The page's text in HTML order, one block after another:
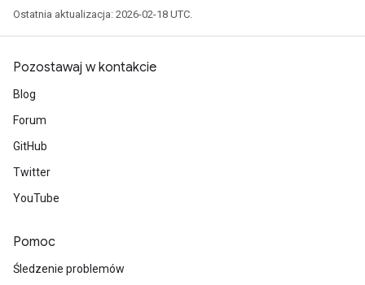
Ostatnia aktualizacja: 2026-02-18 UTC.
Pozostawaj w kontakcie
Blog
Forum
GitHub
Twitter
YouTube
Pomoc
Śledzenie problemów